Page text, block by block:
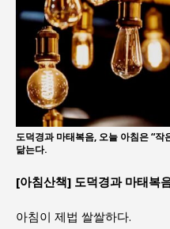
도덕경과 마태복음, 오늘 아침은 “
닮는다.
[아침산책] 도덕경과 마태복
아침이 제법 쌀쌀하다.